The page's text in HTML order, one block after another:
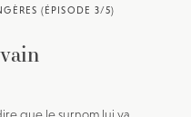
(ÉPISODE 3/5)
que le surnom lui va
…